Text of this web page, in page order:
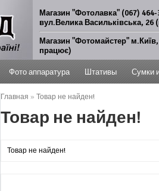
Магазин "Фотолавка" (067)
вул.Велика Васильківська, 26
Магазин "Фотомайстер"
працює)
Фото аппаратура Штативы Сумки
Главная »Товар не найден!
Товар не найден!
Товар не найден!